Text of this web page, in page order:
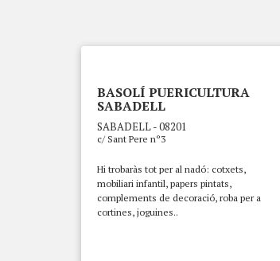
BASOLÍ PUERICULTURA
SABADELL
SABADELL - 08201
c/ Sant Pere nº3
Hi trobaràs tot per al nadó: cotxets,
mobiliari infantil, papers pintats,
complements de decoració, roba per a
cortines, joguines..